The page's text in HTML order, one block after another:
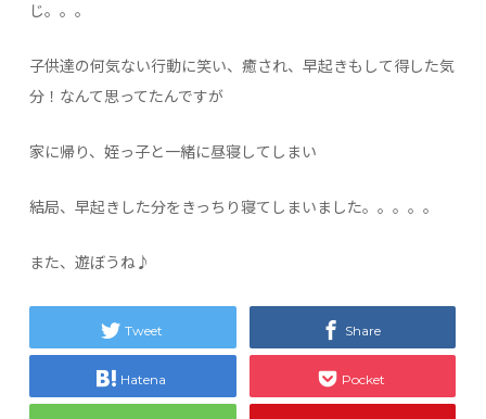
じ。。。
子供達の何気ない行動に笑い、癒され、早起きもして得した気
分！なんて思ってたんですが
家に帰り、姪っ子と一緒に昼寝してしまい
結局、早起きした分をきっちり寝てしまいました。。。。。
また、遊ぼうね♪
Tweet Share
Hatena Pocket